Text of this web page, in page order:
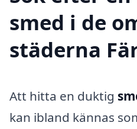
smed i de
städerna
Att hitta en duktig
kan ibland kännas